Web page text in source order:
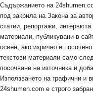
Съдържанието на
под закрила на Закона за
статии, репортажи,
материали, публикувани в
освен, ако изрично е
текстови материали само
посочване на източника и
Използването на графични и
24shumen.com е строго